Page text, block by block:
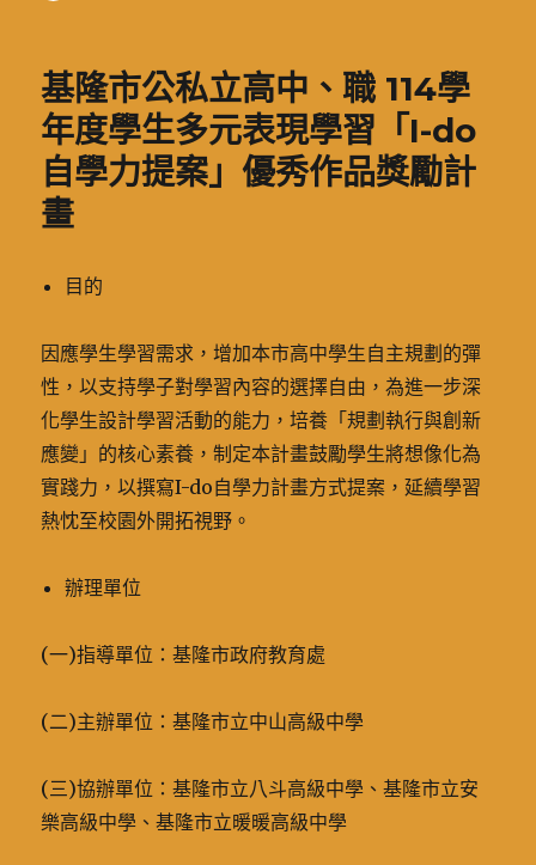
基隆市公私立高中、職 114學
年度學生多元表現學習「I-do
自學力提案」優秀作品獎勵計
畫
目的
因應學生學習需求，增加本市高中學生自主規劃的彈
性，以支持學子對學習內容的選擇自由，為進一步深
化學生設計學習活動的能力，培養「規劃執行與創新
應變」的核心素養，制定本計畫鼓勵學生將想像化為
實踐力，以撰寫I-do自學力計畫方式提案，延續學習
熱忱至校園外開拓視野。
辦理單位
(一)指導單位：基隆市政府教育處
(二)主辦單位：基隆市立中山高級中學
(三)協辦單位：基隆市立八斗高級中學、基隆市立安
樂高級中學、基隆市立暖暖高級中學